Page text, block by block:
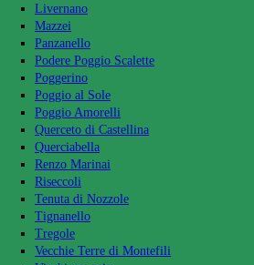
Livernano
Mazzei
Panzanello
Podere Poggio Scalette
Poggerino
Poggio al Sole
Poggio Amorelli
Querceto di Castellina
Querciabella
Renzo Marinai
Riseccoli
Tenuta di Nozzole
Tignanello
Tregole
Vecchie Terre di Montefili